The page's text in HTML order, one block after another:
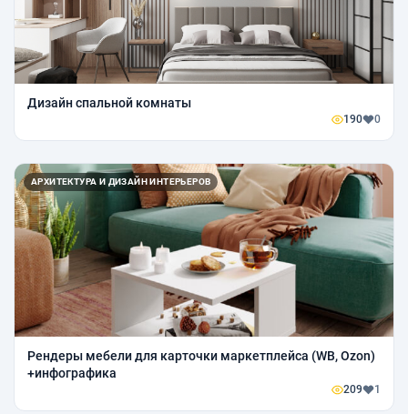
Дизайн спальной комнаты
190 0
АРХИТЕКТУРА И ДИЗАЙН ИНТЕРЬЕРОВ
Рендеры мебели для карточки маркетплейса (WB, Ozon)
+инфографика
209 1